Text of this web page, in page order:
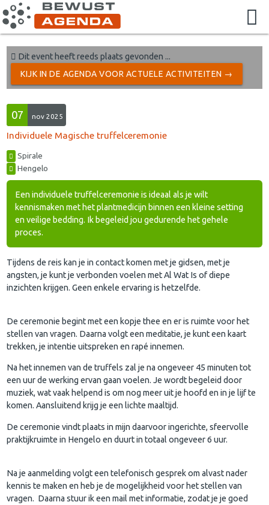
Dit event heeft reeds plaats gevonden ...
KIJK IN DE AGENDA VOOR ACTUELE ACTIVITEITEN →
07 nov 2025
Individuele Magische truffelceremonie
Spirale
Hengelo
Een individuele truffelceremonie is ideaal als je wilt
kennismaken met het plantmedicijn binnen een kleine setting
en veilige bedding. Ik begeleid jou gedurende het gehele
proces.
Tijdens de reis kan je in contact komen met je gidsen, met je
angsten, je kunt je verbonden voelen met Al Wat Is of diepe
inzichten krijgen. Geen enkele ervaring is hetzelfde.
De ceremonie begint met een kopje thee en er is ruimte voor het
stellen van vragen. Daarna volgt een meditatie, je kunt een kaart
trekken, je intentie uitspreken en rapé innemen.
Na het innemen van de truffels zal je na ongeveer 45 minuten tot
een uur de werking ervan gaan voelen. Je wordt begeleid door
muziek, wat vaak helpend is om nog meer uit je hoofd en in je lijf te
komen. Aansluitend krijg je een lichte maaltijd.
De ceremonie vindt plaats in mijn daarvoor ingerichte, sfeervolle
praktijkruimte in Hengelo en duurt in totaal ongeveer 6 uur.
Na je aanmelding volgt een telefonisch gesprek om alvast nader
kennis te maken en heb je de mogelijkheid voor het stellen van
vragen. Daarna stuur ik een mail met informatie, zodat je je goed